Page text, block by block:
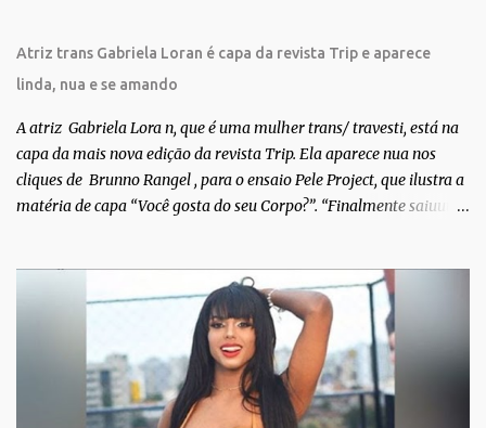
Atriz trans Gabriela Loran é capa da revista Trip e aparece
linda, nua e se amando
A atriz Gabriela Lora n, que é uma mulher trans/ travesti, está na
capa da mais nova edição da revista Trip. Ela aparece nua nos
cliques de Brunno Rangel , para o ensaio Pele Project, que ilustra a
matéria de capa “Você gosta do seu Corpo?”. “Finalmente saiuuu!!!
convidarem para esse projeto incrível, que fala acima de tudo
sobre amor. Todo carinho do mundo para a Dri da Trip que foi a
ponte disso tudo”, escreveu Gabriela. Gabriela classificou a capa
como linda e a matéria que envolvem 180 histórias (e corpos nus)
de gente que se apaixonou pela própria pele – como
extraordinária. O Pele Projetc tem como objetivo fotografar e